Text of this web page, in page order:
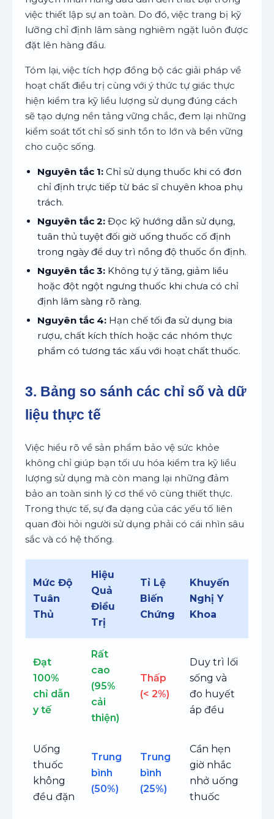
việc thiết lập sự an toàn. Do đó, việc trang bị kỹ
lưỡng chỉ định lâm sàng nghiêm ngặt luôn được
đặt lên hàng đầu.
Tóm lại, việc tích hợp đồng bộ các giải pháp về
hoạt chất điều trị cùng với ý thức tự giác thực
hiện kiểm tra kỹ liều lượng sử dụng đúng cách
sẽ tạo dựng nền tảng vững chắc, đem lại những
kiểm soát tốt chỉ số sinh tồn to lớn và bền vững
cho cuộc sống.
Nguyên tắc 1: Chỉ sử dụng thuốc khi có đơn
chỉ định trực tiếp từ bác sĩ chuyên khoa phụ
trách.
Nguyên tắc 2: Đọc kỹ hướng dẫn sử dụng,
tuân thủ tuyệt đối giờ uống thuốc cố định
trong ngày để duy trì nồng độ thuốc ổn định.
Nguyên tắc 3: Không tự ý tăng, giảm liều
hoặc đột ngột ngưng thuốc khi chưa có chỉ
định lâm sàng rõ ràng.
Nguyên tắc 4: Hạn chế tối đa sử dụng bia
rượu, chất kích thích hoặc các nhóm thực
phẩm có tương tác xấu với hoạt chất thuốc.
3. Bảng so sánh các chỉ số và dữ
liệu thực tế
Việc hiểu rõ về sản phẩm bảo vệ sức khỏe
không chỉ giúp bạn tối ưu hóa kiểm tra kỹ liều
lượng sử dụng mà còn mang lại những đảm
bảo an toàn sinh lý cơ thể vô cùng thiết thực.
Trong thực tế, sự đa dạng của các yếu tố liên
quan đòi hỏi người sử dụng phải có cái nhìn sâu
sắc và có hệ thống.
Mức Độ
Tuân
Thủ
Hiệu
Quả
Điều
Trị
Tỉ Lệ
Biến
Chứng
Khuyến
Nghị Y
Khoa
Đạt
100%
chỉ dẫn
y tế
Rất
cao
(95%
cải
thiện)
Thấp
(< 2%)
Duy trì lối
sống và
đo huyết
áp đều
Uống
thuốc
không
đều đặn
Trung
bình
(50%)
Trung
bình
(25%)
Cần hẹn
giờ nhắc
nhở uống
thuốc